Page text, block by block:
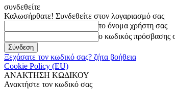
συνδεθείτε
Καλωσήρθατε! Συνδεθείτε στον λογαριασμό σας
το όνομα χρήστη σας
ο κωδικός πρόσβασης
Ξεχάσατε τον κωδικό σας? ζήτα βοήθεια
Cookie Policy (EU)
ΑΝΑΚΤΗΣΗ ΚΩΔΙΚΟΥ
Ανακτήστε τον κωδικό σας